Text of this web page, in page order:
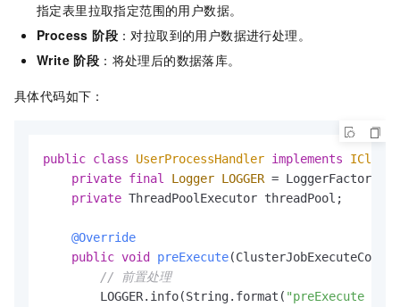
指定表里拉取指定范围的用户数据。
Process 阶段 ：对拉取到的用户数据进行处理。
Write 阶段 ：将处理后的数据落库。
具体代码如下：
public class UserProcessHandler implements
private final Logger LOGGER =
private ThreadPoolExecutor threadPool;
@Override
public void preExecute
// 前置处理
        LOGGER.info(String.format(
"preExecute